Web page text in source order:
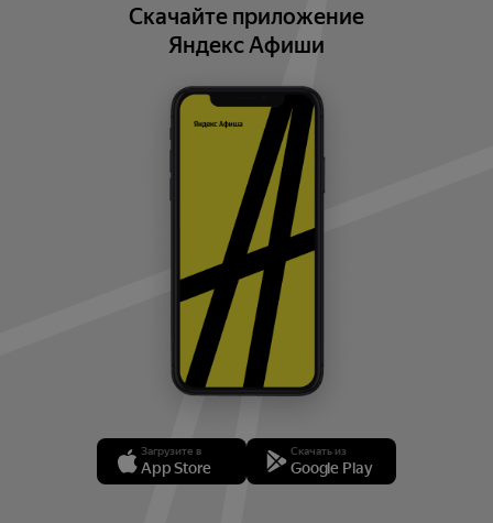
Скачайте приложение
Яндекс Афиши
Загрузите в
App Store
Скачать из
Google Play